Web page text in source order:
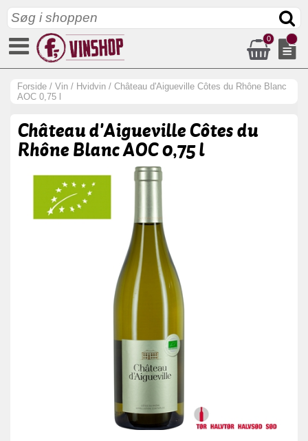
0
Forside / Vin / Hvidvin / Château d'Aigueville Côtes du Rhône Blanc
AOC 0,75 l
Château d'Aigueville Côtes du
Rhône Blanc AOC 0,75 l